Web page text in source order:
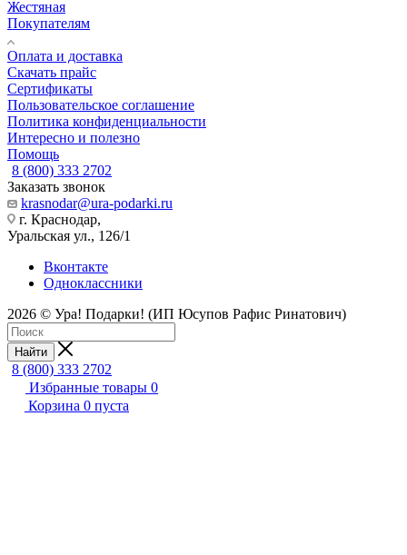
Жестяная
Покупателям
Оплата и доставка
Скачать прайс
Сертификаты
Пользовательское соглашение
Политика конфиденциальности
Интересно и полезно
Помощь
8 (800) 333 2702
Заказать звонок
krasnodar@ura-podarki.ru
г. Краснодар,
Уральская ул., 126/1
Вконтакте
Одноклассники
2026 © Ура! Подарки! (ИП Юсупов Рафис Ринатович)
Найти
8 (800) 333 2702
Избранные товары 0
Корзина 0 пуста